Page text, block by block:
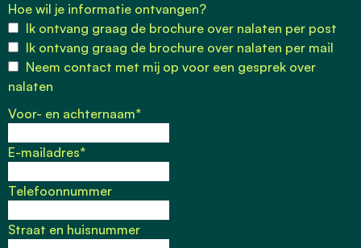
Hoe wil je informatie ontvangen?
Ik ontvang graag de brochure over nalaten per post
Ik ontvang graag de brochure over nalaten per mail
Neem contact met mij op voor een gesprek over
nalaten
Voor- en achternaam*
E-mailadres*
Telefoonnummer
Straat en huisnummer